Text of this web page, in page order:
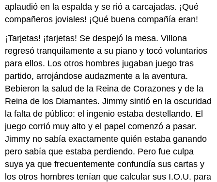
aplaudió en la espalda y se rió a carcajadas. ¡Qué
compañeros joviales! ¡Qué buena compañía eran!
¡Tarjetas! ¡tarjetas! Se despejó la mesa. Villona
regresó tranquilamente a su piano y tocó voluntarios
para ellos. Los otros hombres jugaban juego tras
partido, arrojándose audazmente a la aventura.
Bebieron la salud de la Reina de Corazones y de la
Reina de los Diamantes. Jimmy sintió en la oscuridad
la falta de público: el ingenio estaba destellando. El
juego corrió muy alto y el papel comenzó a pasar.
Jimmy no sabía exactamente quién estaba ganando
pero sabía que estaba perdiendo. Pero fue culpa
suya ya que frecuentemente confundía sus cartas y
los otros hombres tenían que calcular sus I.O.U. para